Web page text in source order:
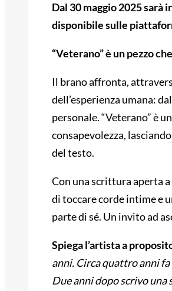
Dal 30 maggio 2025 sarà
disponibile sulle
“Veterano” è un pezzo
Il brano affronta,
dell’esperienza umana:
personale. “Veterano” è
consapevolezza,
del testo.
Con una scrittura aperta
di toccare corde intime e
parte di sé. Un invito ad
Spiega l’artista a
anni. Circa quattro anni
Due anni dopo scrivo